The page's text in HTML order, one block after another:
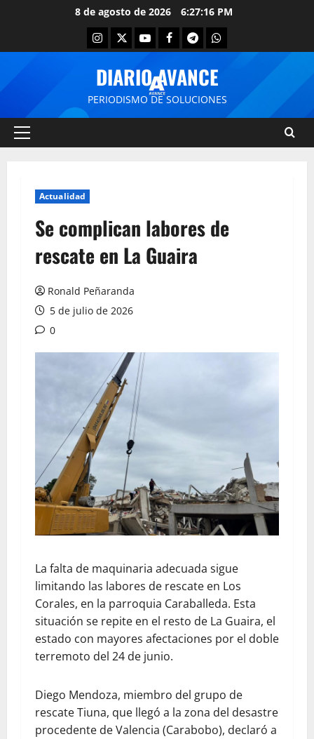
8 de agosto de 2026 6:27:17 PM
DIARIO AVANCE
PERIODISMO DE SOLUCIONES
Actualidad
Se complican labores de
rescate en La Guaira
Ronald Peñaranda
5 de julio de 2026
0
La falta de maquinaria adecuada sigue
limitando las labores de rescate en Los
Corales, en la parroquia Caraballeda. Esta
situación se repite en el resto de La Guaira, el
estado con mayores afectaciones por el doble
terremoto del 24 de junio.
Diego Mendoza, miembro del grupo de
rescate Tiuna, que llegó a la zona del desastre
procedente de Valencia (Carabobo), declaró a